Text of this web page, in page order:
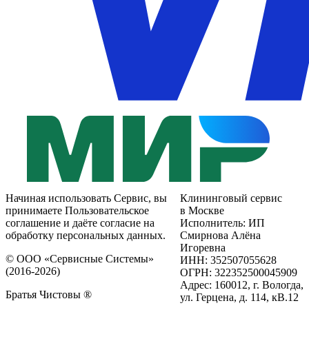
Начиная использовать Сервис, вы
принимаете Пользовательское
соглашение и даёте согласие на
обработку персональных данных.
© ООО «Сервисные Системы»
(2016-2026)
Братья Чистовы ®
Клининговый сервис
в Москве
Исполнитель: ИП
Смирнова Алёна
Игоревна
ИНН: 352507055628
ОГРН: 322352500045909
Адрес: 160012, г. Вологда,
ул. Герцена, д. 114, кВ.12